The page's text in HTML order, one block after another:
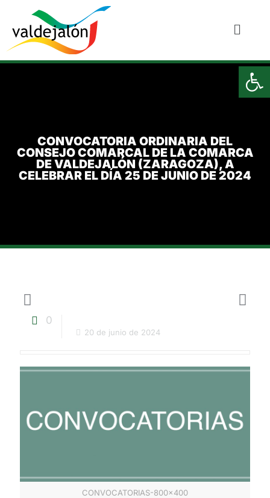
CONVOCATORIA ORDINARIA DEL
CONSEJO COMARCAL DE LA COMARCA
DE VALDEJALÓN (ZARAGOZA), A
CELEBRAR EL DÍA 25 DE JUNIO DE 2024
0
20 de junio de 2024
CONVOCATORIAS-800x400